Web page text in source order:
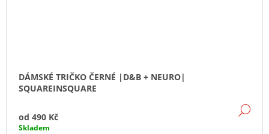
DÁMSKÉ TRIČKO ČERNÉ |D&B + NEURO|
SQUAREINSQUARE
od 490 Kč
Skladem